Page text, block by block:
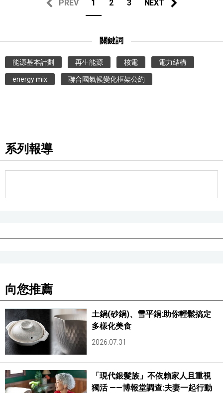
PREV 1 2 3 NEXT
關鍵詞
能源基本計劃 再生能源 核電 電力結構
energy mix 聯合國氣候變化框架公約
系列報導
向您推薦
土鍋(砂鍋)、雪平鍋:助你輕鬆搞定
多樣化美食
2026.07.31
「現代銀髮族」不依賴家人且重視
獨活 ——博報堂調查:夫妻一起行動